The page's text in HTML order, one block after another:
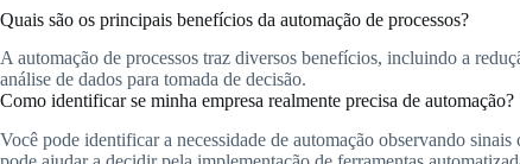
Quais são os principais benefícios da automação de processos?
A automação de processos traz diversos benefícios, incluindo a
análise de dados para tomada de decisão.
Como identificar se minha empresa realmente precisa de automação?
Você pode identificar a necessidade de automação observando